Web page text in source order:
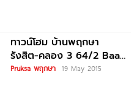
ทาวน์โฮม บ้านพฤกษา
รังสิต-คลอง 3 64/2 Baan
Pruksa Rungsit-Klong 3
Pruksa พฤกษา 19 May 2015